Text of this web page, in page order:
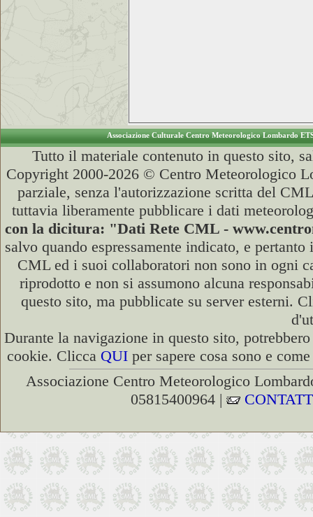
Associazione Culturale Centro Meteorologico Lombardo
Tutto il materiale contenuto in questo sito,
Copyright 2000-2026 © Centro Meteorologico
parziale, senza l'autorizzazione scritta del
tuttavia liberamente pubblicare i dati
con la dicitura: "Dati Rete CML -
salvo quando espressamente indicato, e
CML ed i suoi collaboratori non sono in ogni
riprodotto e non si assumono alcuna
questo sito, ma pubblicate su server esterni.
Durante la navigazione in questo sito,
cookie. Clicca QUI per sapere cosa sono e
Associazione Centro Meteorologico
05815400964 |